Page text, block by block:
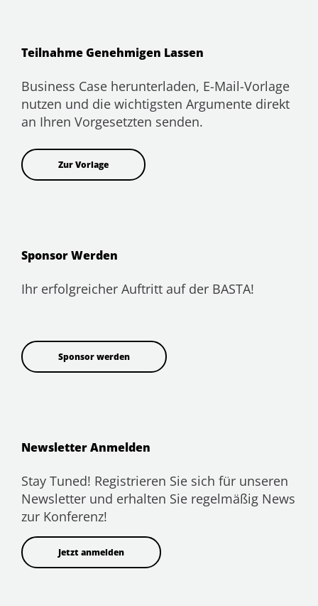
Teilnahme Genehmigen Lassen
Business Case herunterladen, E-Mail-Vorlage
nutzen und die wichtigsten Argumente direkt
an Ihren Vorgesetzten senden.
Zur Vorlage
Sponsor Werden
Ihr erfolgreicher Auftritt auf der BASTA!
Sponsor werden
Newsletter Anmelden
Stay Tuned! Registrieren Sie sich für unseren
Newsletter und erhalten Sie regelmäßig News
zur Konferenz!
Jetzt anmelden